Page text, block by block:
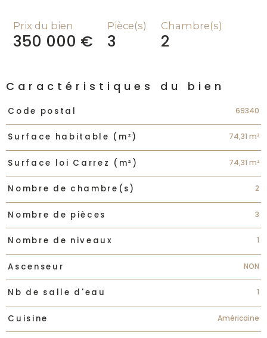
Prix du bien
350 000 €
Pièce(s)
3
Chambre(s)
2
Caractéristiques du bien
Caractéristiques Valeurs
Code postal 69340
Surface habitable (m²) 74,31 m²
Surface loi Carrez (m²) 74,31 m²
Nombre de chambre(s) 2
Nombre de pièces 3
Nombre de niveaux 1
Ascenseur NON
Nb de salle d'eau 1
Cuisine Américaine